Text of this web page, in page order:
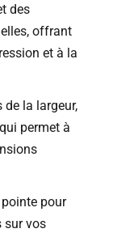
des
offrant
et à la
de la largeur,
permet à
pour
sur vos